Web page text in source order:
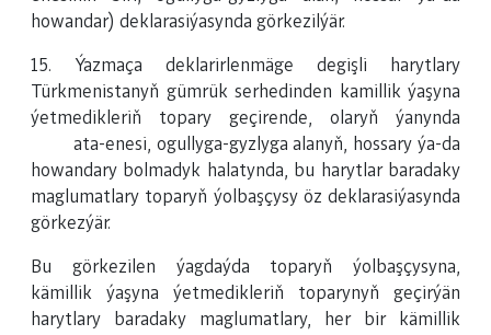
howandar) deklarasiýasynda görkezilýär.
15. Ýazmaça deklarirlenmäge degişli harytlary
Türkmenistanyň gümrük serhedinden kamillik ýaşyna
ýetmedikleriň topary geçirende, olaryň ýanynda
ata-ene­si, ogullyga-gyzlyga alanyň, hossary ýa-da
howandary bolmadyk halatynda, bu harytlar baradaky
maglumatlary toparyň ýolbaşçysy öz deklarasiýasynda
görkezýär.
Bu görkezilen ýagdaýda toparyň ýolbaşçysyna,
kämillik ýaşyna ýetmedikleriň toparynyň geçirýän
harytlary baradaky maglumatlary, her bir kämillik